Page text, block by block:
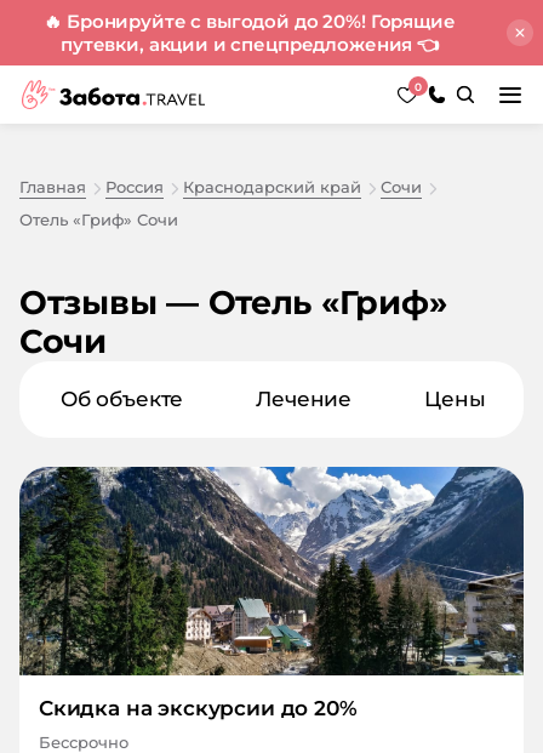
🔥 Бронируйте с выгодой до 20%! Горящие
путевки, акции и спецпредложения 👈
0
Главная Россия Краснодарский край
Сочи
Отель «Гриф» Сочи
Отзывы — Отель «Гриф»
Сочи
Об объекте Лечение Цены
Скидка на экскурсии до 20%
Бессрочно